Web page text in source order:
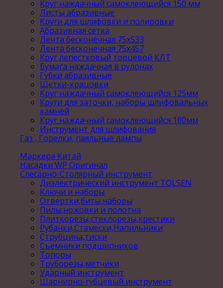
Круг наждачный самоклеющийся 150 мм
Листы абразивные
Круги для шлифовки и полировки
Абразивная сетка
Лента бесконечная 75х533
Лента бесконечная 75х457
Круг лепестковый торцевой КЛТ
Бумага наждачная в рулонах
Губки абразивные
Щетки-крацовки
Круг наждачный самоклеющийся 125мм
Круги для заточки, наборы шлифовальных
камней
Круг наждачный самоклеющийся 180мм
Инструмент для шлифования
Газ , Горелки, паяльные лампы
Маркера Китай
Насадки WP Оригинал
Слесарно-Столярный инструмент
Диэлектрический инструмент TOLSEN
Ключи и наборы
Отвертки,биты,наборы
Пилы,ножовки и полотна
Плиткорезы,стеклорезы,крестики
Рубанки,Стамески,Напильники
Струбцина,тиски
Съемники подшипников
Топоры
Труборезы,метчики
Ударный инструмент
Шарнирно-губцевый инструмент